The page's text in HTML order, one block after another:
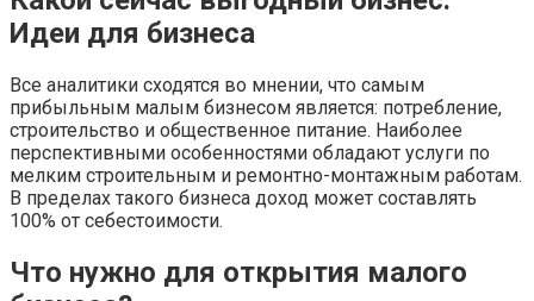
Идеи для бизнеса
Все аналитики сходятся во мнении, что самым
прибыльным малым бизнесом является: потребление,
строительство и общественное питание. Наиболее
перспективными особенностями обладают услуги по
мелким строительным и ремонтно-монтажным работам.
В пределах такого бизнеса доход может составлять
100% от себестоимости.
Что нужно для открытия малого